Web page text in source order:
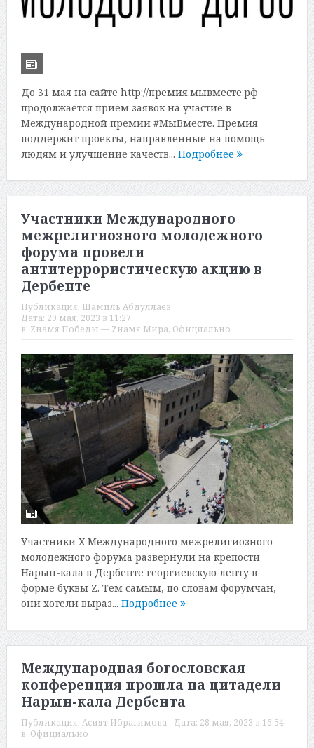
До 31 мая на сайте http://премия.мывместе.рф
продолжается прием заявок на участие в
Международной премии #МыВместе. Премия
поддержит проекты, направленные на помощь
людям и улучшение качеств... Подробнее
Участники Международного
межрелигиозного молодежного
форума провели
антитеррористическую акцию в
Дербенте
Публикация: Шамиль Абдуллаев
Дата: 29 мая, 2023 в 11:27
в: Zнамя Победы — Zнамя Мира, Официально
Участники Х Международного межрелигиозного
молодежного форума развернули на крепости
Нарын-кала в Дербенте георгиевскую ленту в
форме буквы Z. Тем самым, по словам форумчан,
они хотели выраз... Подробнее
Международная богословская
конференция прошла на цитадели
Нарын-кала Дербента
Публикация: Асият Ибрагимова Дата: 28 мая, 2023 в 16:54
в: Официально